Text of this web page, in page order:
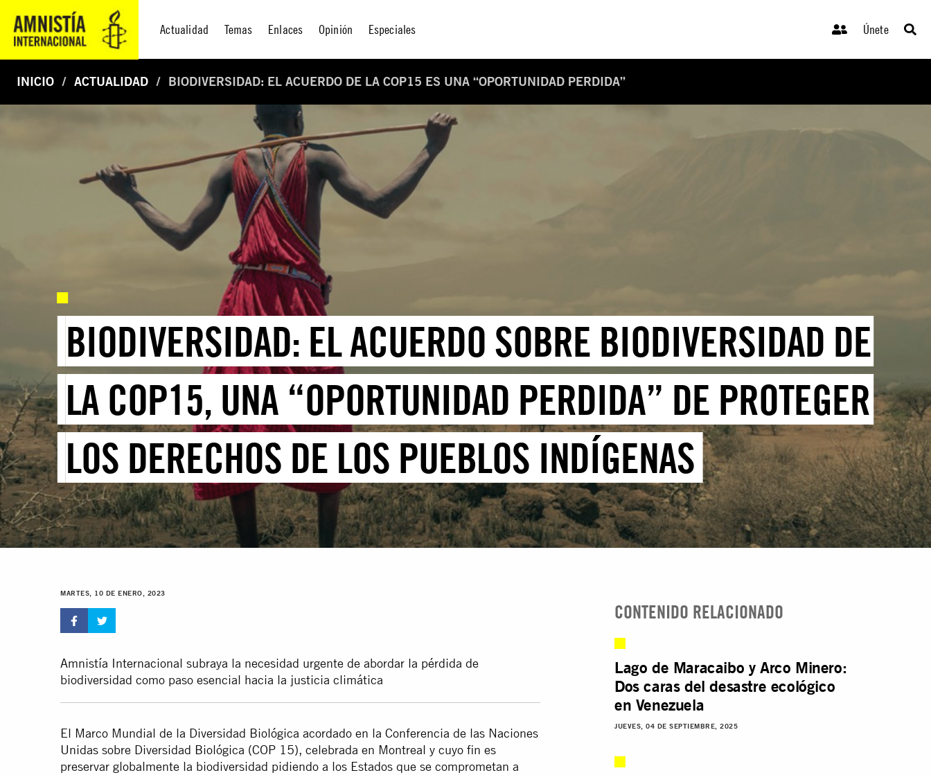
Actualidad Temas Enlaces Opinión Especiales Únete
INICIO ACTUALIDAD BIODIVERSIDAD: EL ACUERDO DE LA COP15 ES UNA “OPORTUNIDAD PERDIDA”
BIODIVERSIDAD: EL ACUERDO SOBRE BIODIVERSIDAD DE
LA COP15, UNA “OPORTUNIDAD PERDIDA” DE PROTEGER
LOS DERECHOS DE LOS PUEBLOS INDÍGENAS
MARTES, 10 DE ENERO, 2023
Amnistía Internacional subraya la necesidad urgente de abordar la pérdida de
biodiversidad como paso esencial hacia la justicia climática
El Marco Mundial de la Diversidad Biológica acordado en la Conferencia de las Naciones
Unidas sobre Diversidad Biológica (COP 15), celebrada en Montreal y cuyo fin es
preservar globalmente la biodiversidad pidiendo a los Estados que se comprometan a
CONTENIDO RELACIONADO
Lago de Maracaibo y Arco Minero:
Dos caras del desastre ecológico
en Venezuela
JUEVES, 04 DE SEPTIEMBRE, 2025